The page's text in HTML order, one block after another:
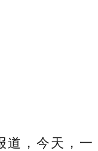
，今天，一